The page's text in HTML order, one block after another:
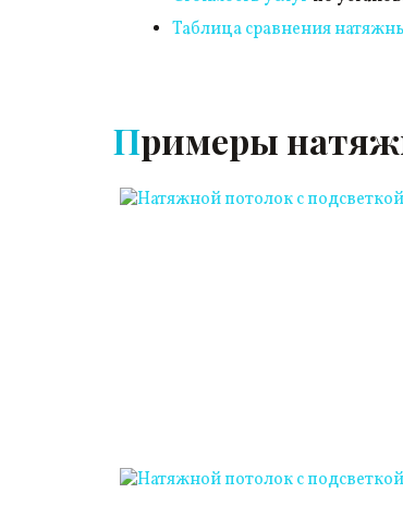
Таблица сравнения
Примеры